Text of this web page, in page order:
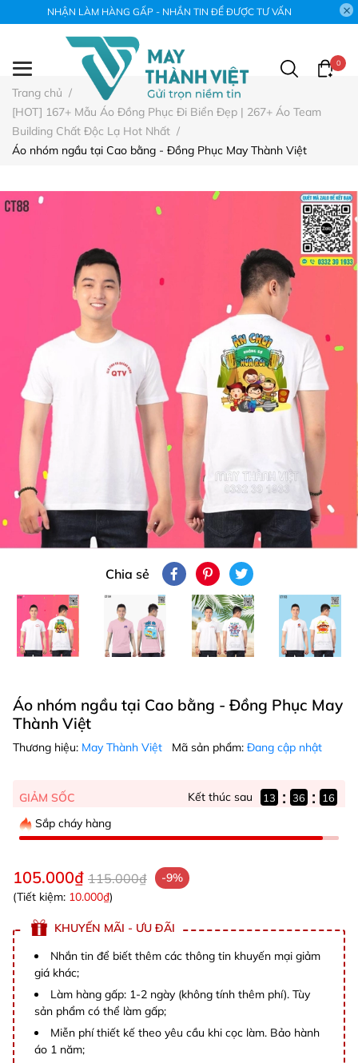
NHẬN LÀM HÀNG GẤP - NHẮN TIN ĐỂ ĐƯỢC TƯ VẤN
0
Trang chủ /
[HOT] 167+ Mẫu Áo Đồng Phục Đi Biển Đẹp | 267+ Áo Team
Building Chất Độc Lạ Hot Nhất /
Áo nhóm ngầu tại Cao bằng - Đồng Phục May Thành Việt
Chia sẻ
Áo nhóm ngầu tại Cao bằng - Đồng Phục May
Thành Việt
Thương hiệu: May Thành Việt Mã sản phẩm: Đang cập nhật
GIẢM SỐC Kết thúc sau 13 : 36 : 16
Sắp cháy hàng
105.000₫ 115.000₫
-9%
(Tiết kiệm: 10.000₫)
KHUYẾN MÃI - ƯU ĐÃI
Nhắn tin để biết thêm các thông tin khuyến mại giảm
giá khác;
Làm hàng gấp: 1-2 ngày (không tính thêm phí). Tùy
sản phẩm có thể làm gấp;
Miễn phí thiết kế theo yêu cầu khi cọc làm. Bảo hành
áo 1 năm;